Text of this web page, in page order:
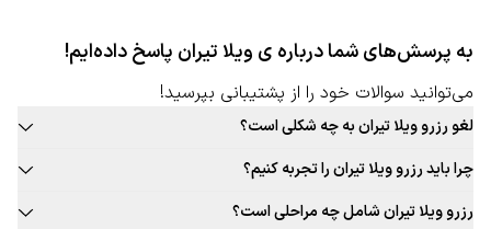
اطمینان از امن بودن فضای اطراف محل اقامت یکی از مواردی
است که تمامی افراد دغدغه آن را دارند. برای اطمینان و آرامش در
زمان حضور در ویلاهای این شهر بهتر است فرایند اجاره و رزرو را
از طریق سازمان‌ها و افراد معتبر و مجاز انجام دهید.
در خصوص زمان ثبت اجاره ویلاها نکات مهمی وجود دارد. تقاضا
برای اجاره ویلا تیران در ایام تعطیل و روزهای آخر هفته بسیار
دارید، بهتر است حداقل از یک هفته قبل برای ثبت اقدام کنید.
به پرسش‌های شما درباره ی ویلا تیران پاسخ داده‌ایم!
می‌توانید سوالات خود را از پشتیبانی بپرسید!
لغو رزرو ویلا تیران به چه شکلی است؟
قوانین لغو رزرو ویلا این شهر به صورت ثابت برای تمامی ویلا قابل ارائه
نیست. حتما در زمان رزرو ویلا مورد نظر خود به قوانین لغو توجه کنید.
چرا باید رزرو ویلا تیران را تجربه کنیم؟
بافت سنتی و جذاب این شهر، غذاهای محلی و بومی جذاب، فرهنگ غنی،
رزرو ویلا تیران شامل چه مراحلی است؟